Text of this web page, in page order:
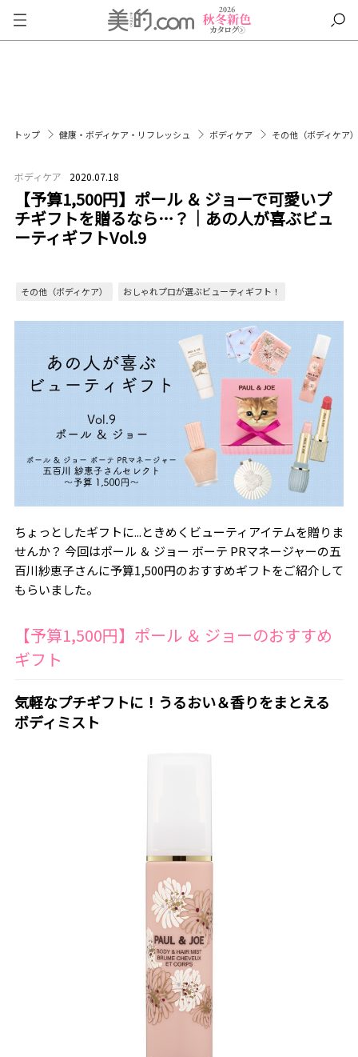
トップ 健康・ボディケア・リフレッシュ ボディケア その他（ボディケア
ボディケア 2020.07.18
【予算1,500円】ポール ＆ ジョーで可愛いプ
チギフトを贈るなら…？｜あの人が喜ぶビュ
ーティギフトVol.9
その他（ボディケア） おしゃれプロが選ぶビューティギフト！
ちょっとしたギフトに...ときめくビューティアイテムを贈りま
せんか？ 今回はポール ＆ ジョー ボーテ PRマネージャーの五
百川紗恵子さんに予算1,500円のおすすめギフトをご紹介して
もらいました。
【予算1,500円】ポール ＆ ジョーのおすすめ
ギフト
気軽なプチギフトに！うるおい＆香りをまとえる
ボディミスト